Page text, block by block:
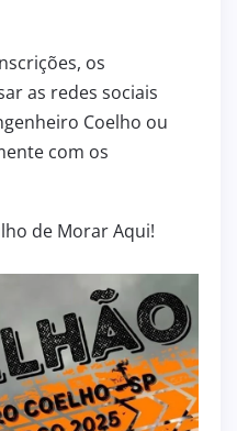
os
as redes sociais
Coelho ou
com os
de Morar Aqui!